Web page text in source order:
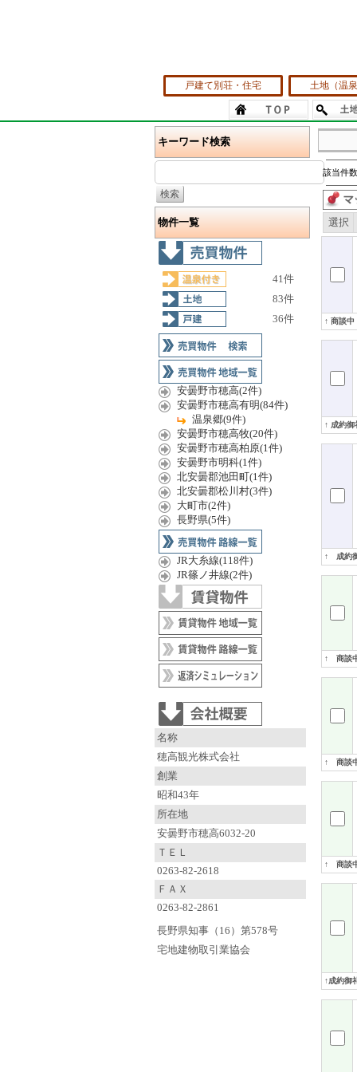
戸建て別荘・住宅 土地（温泉
キーワード検索
物件一覧
41件
83件
36件
安曇野市穂高(2件)
安曇野市穂高有明(84件)
温泉郷(9件)
安曇野市穂高牧(20件)
安曇野市穂高柏原(1件)
安曇野市明科(1件)
北安曇郡池田町(1件)
北安曇郡松川村(3件)
大町市(2件)
長野県(5件)
JR大糸線(118件)
JR篠ノ井線(2件)
名称
穂高観光株式会社
創業
昭和43年
所在地
安曇野市穂高6032-20
ＴＥＬ
0263-82-2618
ＦＡＸ
0263-82-2861
長野県知事（16）第578号
宅地建物取引業協会
該当件
選択
↑ 商談中
↑ 成約御
↑ 成約
↑ 商談
↑ 商談
↑ 商談
↑成約御